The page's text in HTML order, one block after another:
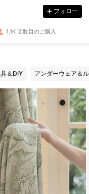
フォロー
1.1K 回数目のご購入
＆DIY アンダーウェア＆